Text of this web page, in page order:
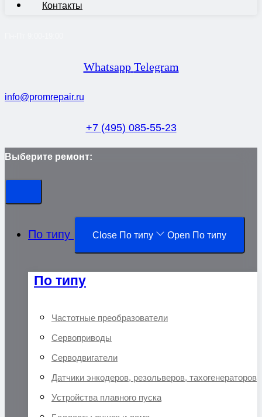
Контакты
Whatsapp Telegram
info@promrepair.ru
+7 (495) 085-55-23
Выберите ремонт:
По типу Close По типу Open По типу
По типу
Частотные преобразователи
Сервоприводы
Серводвигатели
Датчики энкодеров, резольверов, тахогенераторов
Устройства плавного пуска